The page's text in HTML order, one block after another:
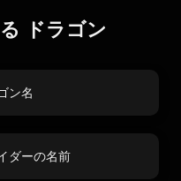
ドラゴン
ン名
ダーの名前